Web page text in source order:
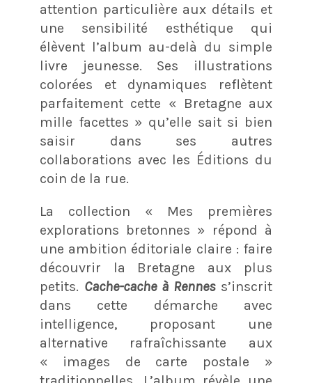
attention particulière aux détails et
une sensibilité esthétique qui
élèvent l’album au-delà du simple
livre jeunesse. Ses illustrations
colorées et dynamiques reflètent
parfaitement cette « Bretagne aux
mille facettes » qu’elle sait si bien
saisir dans ses autres
collaborations avec les Éditions du
coin de la rue.
La collection « Mes premières
explorations bretonnes » répond à
une ambition éditoriale claire : faire
découvrir la Bretagne aux plus
petits. Cache-cache à Renness’inscrit
dans cette démarche avec
intelligence, proposant une
alternative rafraîchissante aux
« images de carte postale »